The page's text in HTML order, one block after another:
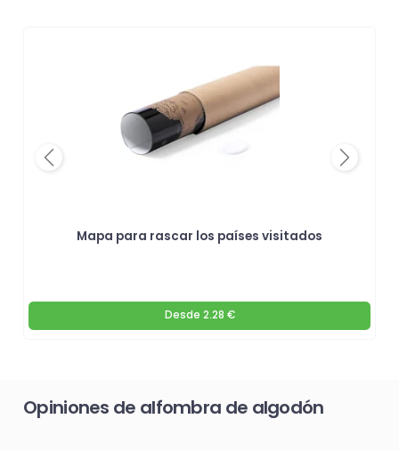
Mapa para rascar los países visitados
Desde 2.28 €
Previous Next
Opiniones de alfombra de algodón